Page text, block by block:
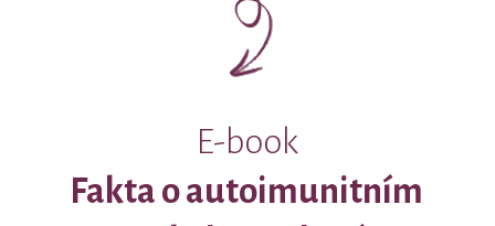
E-book
Fakta o autoimunitním